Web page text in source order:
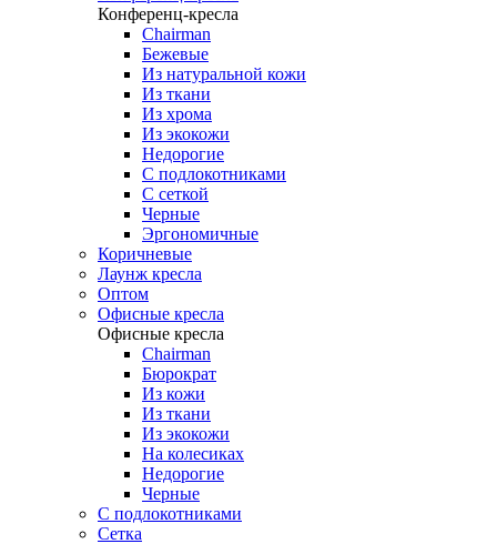
Конференц-кресла
Chairman
Бежевые
Из натуральной кожи
Из ткани
Из хрома
Из экокожи
Недорогие
С подлокотниками
С сеткой
Черные
Эргономичные
Коричневые
Лаунж кресла
Оптом
Офисные кресла
Офисные кресла
Chairman
Бюрократ
Из кожи
Из ткани
Из экокожи
На колесиках
Недорогие
Черные
С подлокотниками
Сетка